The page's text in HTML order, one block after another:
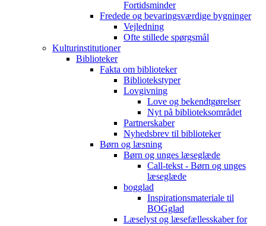
Fortidsminder
Fredede og bevaringsværdige bygninger
Vejledning
Ofte stillede spørgsmål
Kulturinstitutioner
Biblioteker
Fakta om biblioteker
Bibliotekstyper
Lovgivning
Love og bekendtgørelser
Nyt på biblioteksområdet
Partnerskaber
Nyhedsbrev til biblioteker
Børn og læsning
Børn og unges læseglæde
Call-tekst - Børn og unges
læseglæde
bogglad
Inspirationsmateriale til
BOGglad
Læselyst og læsefællesskaber for